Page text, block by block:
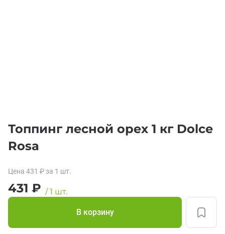
Топпинг лесной орех 1 кг Dolce
Rosa
Цена 431 ₽ за 1 шт.
431 ₽ /1 шт.
В корзину